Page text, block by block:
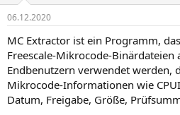
06.12.2020
MC Extractor ist ein Programm,
Freescale-Mikrocode-Binärdateien
Endbenutzern verwendet werden,
Mikrocode-Informationen wie
Datum, Freigabe, Größe,